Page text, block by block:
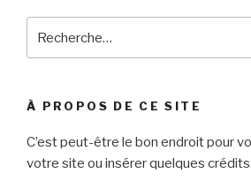
À PROPOS DE CE SITE
C’est peut-être le bon endroit pour
votre site ou insérer quelques crédits.